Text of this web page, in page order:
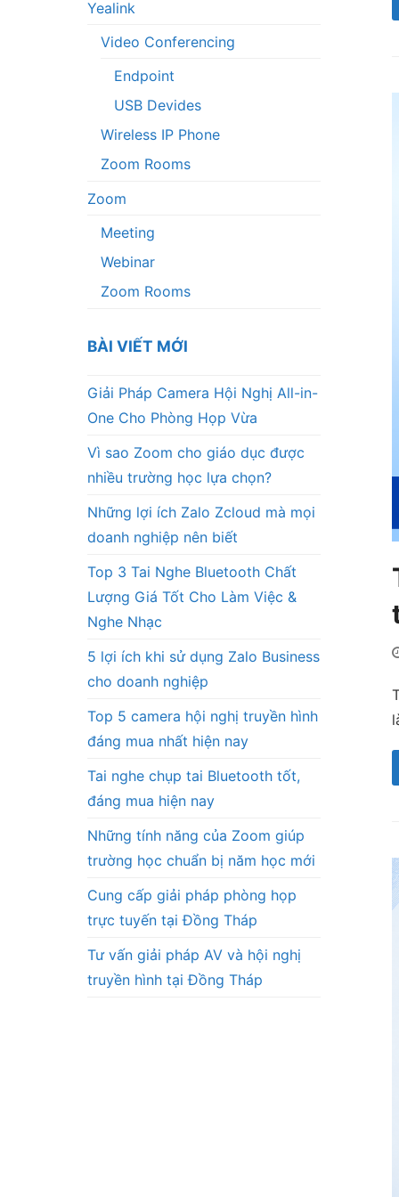
Yealink
Video Conferencing
Endpoint
USB Devides
Wireless IP Phone
Zoom Rooms
Zoom
Meeting
Webinar
Zoom Rooms
BÀI VIẾT MỚI
Giải Pháp Camera Hội Nghị All-in-
One Cho Phòng Họp Vừa
Vì sao Zoom cho giáo dục được
nhiều trường học lựa chọn?
Những lợi ích Zalo Zcloud mà mọi
doanh nghiệp nên biết
Top 3 Tai Nghe Bluetooth Chất
Lượng Giá Tốt Cho Làm Việc &
Nghe Nhạc
5 lợi ích khi sử dụng Zalo Business
cho doanh nghiệp
Top 5 camera hội nghị truyền hình
đáng mua nhất hiện nay
Tai nghe chụp tai Bluetooth tốt,
đáng mua hiện nay
Những tính năng của Zoom giúp
trường học chuẩn bị năm học mới
Cung cấp giải pháp phòng họp
trực tuyến tại Đồng Tháp
Tư vấn giải pháp AV và hội nghị
truyền hình tại Đồng Tháp